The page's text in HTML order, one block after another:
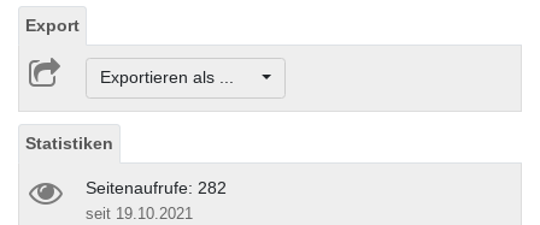
Export
Exportieren als ...
Statistiken
Seitenaufrufe: 282
seit 19.10.2021